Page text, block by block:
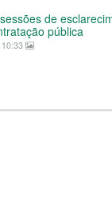
de
pública